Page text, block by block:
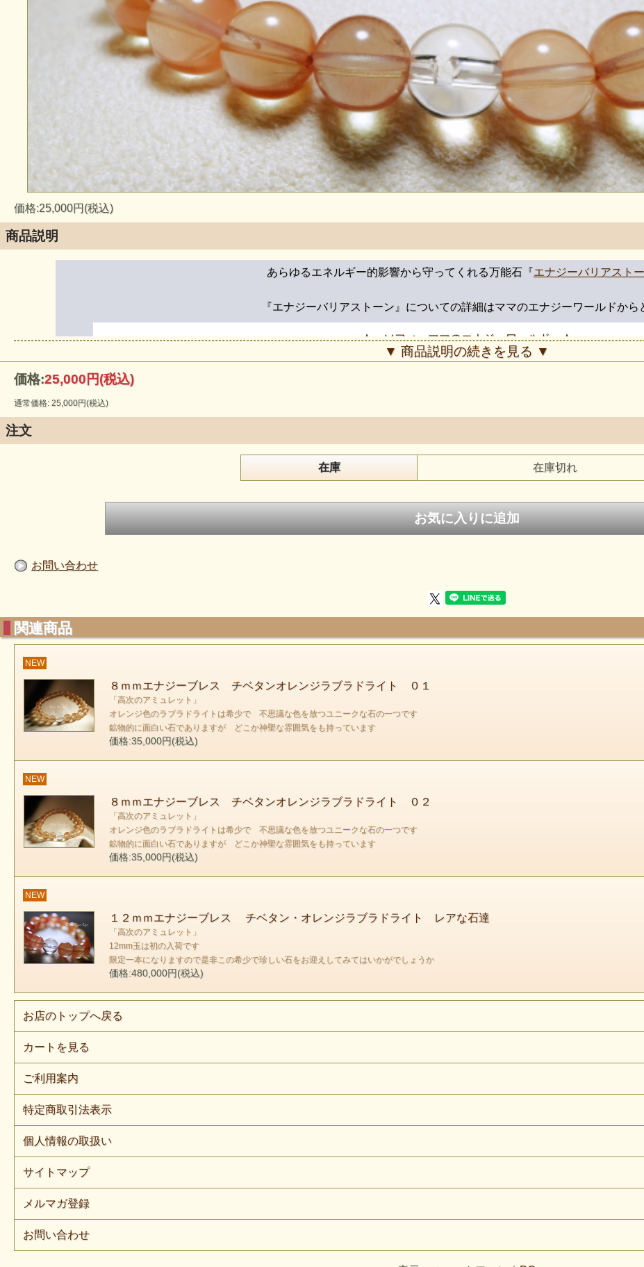
価格:25,000円(税込)
商品説明
あらゆるエネルギー的影響から守ってくれる万能石『エナジーバリアスト
『エナジーバリアストーン』についての詳細はママのエナジーワールドから
★ ソフィーママのエナジーワールド ★
2024/5/19更新『エネルギー的見地から見た太陽フレア』
特徴的なオレンジラブラドが入荷しました
ずっと見ていても飽きない魅力があります
この個性的な石を是非身に着けてみてください
▼ 商品説明の続きを見る ▼
価格:25,000円(税込)
通常価格: 25,000円(税込)
注文
在庫 在庫切れ
お問い合わせ
関連商品
NEW
８ｍｍエナジーブレス チベタンオレンジラブラドライト ０１
「高次のアミュレット」
オレンジ色のラブラドライトは希少で 不思議な色を放つユニークな石の一つです
鉱物的に面白い石でありますが どこか神聖な雰囲気をも持っています
価格:35,000円(税込)
NEW
８ｍｍエナジーブレス チベタンオレンジラブラドライト ０２
「高次のアミュレット」
オレンジ色のラブラドライトは希少で 不思議な色を放つユニークな石の一つです
鉱物的に面白い石でありますが どこか神聖な雰囲気をも持っています
価格:35,000円(税込)
NEW
１２ｍｍエナジーブレス チベタン・オレンジラブラドライト レアな石達
「高次のアミュレット」
12mm玉は初の入荷です
限定一本になりますので是非この希少で珍しい石をお迎えしてみてはいかがでしょうか
価格:480,000円(税込)
お店のトップへ戻る
カートを見る
ご利用案内
特定商取引法表示
個人情報の取扱い
サイトマップ
メルマガ登録
お問い合わせ